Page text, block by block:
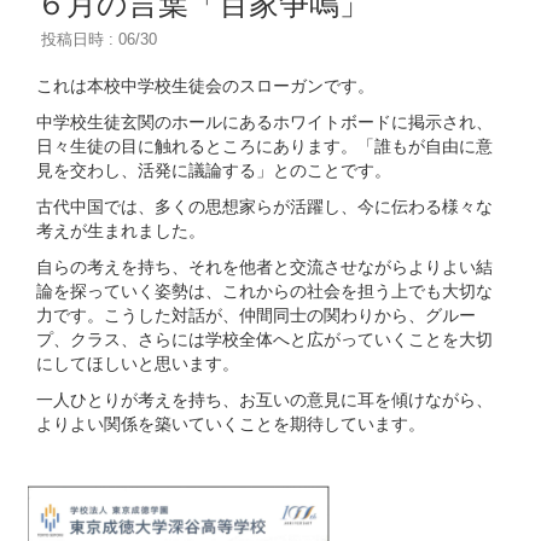
投稿日時 : 06/30
これは本校中学校生徒会のスローガンです。
中学校生徒玄関のホールにあるホワイトボードに掲示され、
日々生徒の目に触れるところにあります。「誰もが自由に意
見を交わし、活発に議論する」とのことです。
古代中国では、多くの思想家らが活躍し、今に伝わる様々な
考えが生まれました。
自らの考えを持ち、それを他者と交流させながらよりよい結
論を探っていく姿勢は、これからの社会を担う上でも大切な
力です。こうした対話が、仲間同士の関わりから、グルー
プ、クラス、さらには学校全体へと広がっていくことを大切
にしてほしいと思います。
一人ひとりが考えを持ち、お互いの意見に耳を傾けながら、
よりよい関係を築いていくことを期待しています。